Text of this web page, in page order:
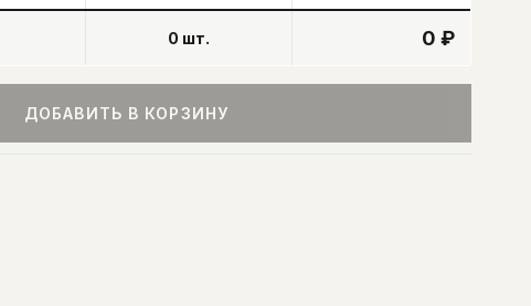
0 шт. 0 ₽
ДОБАВИТЬ В КОРЗИНУ